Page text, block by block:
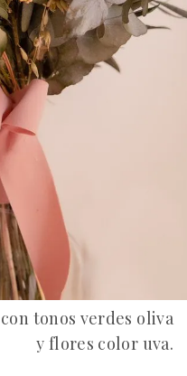
tonos verdes oliva
y flores color uva.